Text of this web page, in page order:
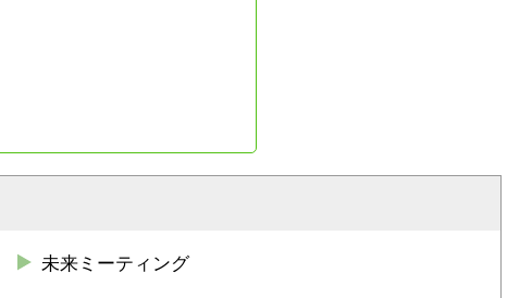
未来ミーティング